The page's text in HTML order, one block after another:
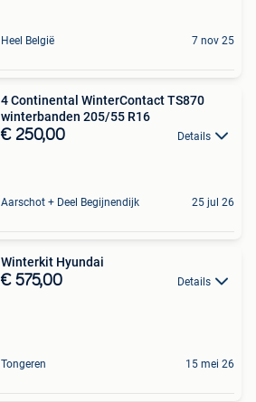
Heel België 7 nov 25
4 Continental WinterContact TS870
winterbanden 205/55 R16
€ 250,00 Details
Aarschot + Deel Begijnendijk 25 jul 26
Winterkit Hyundai
€ 575,00 Details
Tongeren 15 mei 26